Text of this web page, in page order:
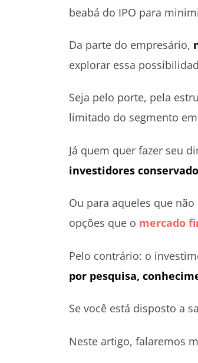
beabá do IPO para
Da parte do empresário,
explorar essa
Seja pelo porte, pela
limitado do segmento
Já quem quer fazer seu
investidores
Ou para aqueles que
opções que o mercado
Pelo contrário: o
por pesquisa,
Se você está disposto a
Neste artigo, falaremos